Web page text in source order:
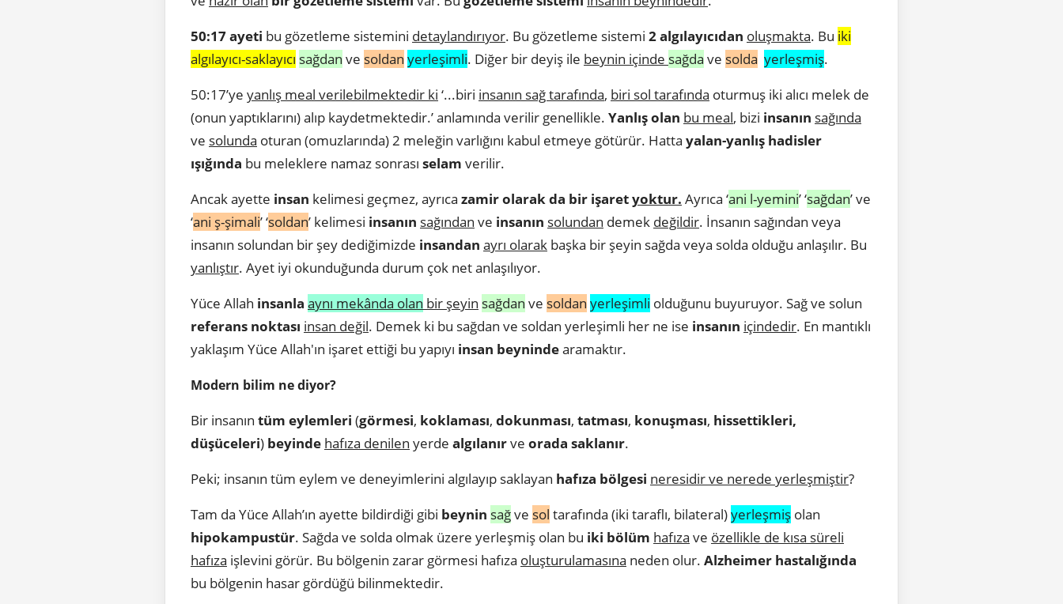
50:17 ayeti bu gözetleme sistemini detaylandırıyor. Bu gözetleme sistemi 2 algılayıcıdan oluşmakta. Bu iki
algılayıcı-saklayıcı sağdan ve soldan yerleşimli. Diğer bir deyiş ile beynin içinde sağda ve solda yerleşmiş.
50:17’ye yanlış meal verilebilmektedir ki ‘...biri insanın sağ tarafında, biri sol tarafında oturmuş iki alıcı melek de
(onun yaptıklarını) alıp kaydetmektedir.’ anlamında verilir genellikle. Yanlış olan bu meal, bizi insanın sağında
ve solunda oturan (omuzlarında) 2 meleğin varlığını kabul etmeye götürür. Hatta yalan-yanlış hadisler
ışığında bu meleklere namaz sonrası selam verilir.
Ancak ayette insan kelimesi geçmez, ayrıca zamir olarak da bir işaretyoktur. Ayrıca ‘ani l-yemini’ ‘sağdan’ ve
‘ani ş-şimali’ ‘soldan’ kelimesi insanın sağından ve insanın solundan demek değildir. İnsanın sağından veya
insanın solundan bir şey dediğimizde insandan ayrı olarak başka bir şeyin sağda veya solda olduğu anlaşılır. Bu
yanlıştır. Ayet iyi okunduğunda durum çok net anlaşılıyor.
Yüce Allah insanla aynı mekânda olan bir şeyin sağdan ve soldan yerleşimli olduğunu buyuruyor. Sağ ve solun
referans noktası insan değil. Demek ki bu sağdan ve soldan yerleşimli her ne ise insanın içindedir. En mantıklı
yaklaşım Yüce Allah'ın işaret ettiği bu yapıyı insan beynindearamaktır.
Modern bilim ne diyor?
Bir insanın tüm eylemleri (görmesi, koklaması, dokunması, tatması, konuşması, hissettikleri,
düşüceleri) beyinde hafıza denilen yerde algılanırve orada saklanır.
Peki; insanın tüm eylem ve deneyimlerini algılayıp saklayan hafıza bölgesi neresidir ve nerede yerleşmiştir?
Tam da Yüce Allah’ın ayette bildirdiği gibi beynin sağve sol tarafında (iki taraflı, bilateral)yerleşmiş olan
hipokampustür. Sağda ve solda olmak üzere yerleşmiş olan bu iki bölüm hafıza ve özellikle de kısa süreli
hafıza işlevini görür. Bu bölgenin zarar görmesi hafıza oluşturulamasına neden olur. Alzheimer hastalığında
bu bölgenin hasar gördüğü bilinmektedir.